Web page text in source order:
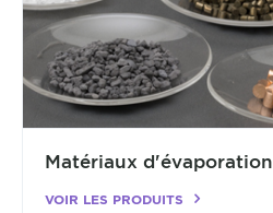
Matériaux d'évaporation
VOIR LES PRODUITS